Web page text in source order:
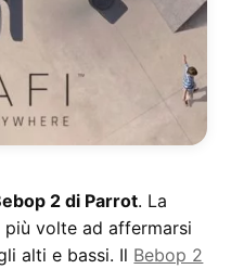
2 di Parrot. La
volte ad affermarsi
alti e bassi. Il Bebop 2